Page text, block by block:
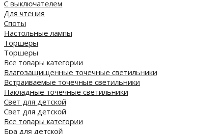
С выключателем
Для чтения
Споты
Настольные лампы
Торшеры
Торшеры
Все товары категории
Влагозащищенные точечные светильники
Встраиваемые точечные светильники
Накладные точечные светильники
Свет для детской
Свет для детской
Все товары категории
Бра для детской